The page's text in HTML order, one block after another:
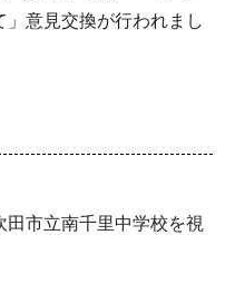
」意見交換が行われまし
市立南千里中学校を視